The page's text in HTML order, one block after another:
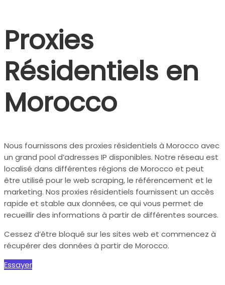
Proxies
Résidentiels en
Morocco
Nous fournissons des proxies résidentiels à Morocco avec
un grand pool d’adresses IP disponibles. Notre réseau est
localisé dans différentes régions de Morocco et peut
être utilisé pour le web scraping, le référencement et le
marketing. Nos proxies résidentiels fournissent un accès
rapide et stable aux données, ce qui vous permet de
recueillir des informations à partir de différentes sources.
Cessez d’être bloqué sur les sites web et commencez à
récupérer des données à partir de Morocco.
Essayer